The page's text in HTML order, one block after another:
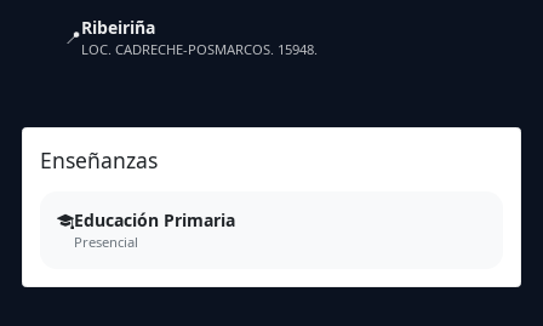
📍Ribeiriña
LOC. CADRECHE-POSMARCOS. 15948.
Enseñanzas
Educación Primaria
Presencial